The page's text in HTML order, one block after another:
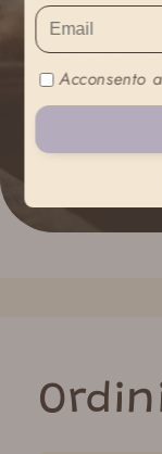
Non perdere i
selezione di
Acconsento